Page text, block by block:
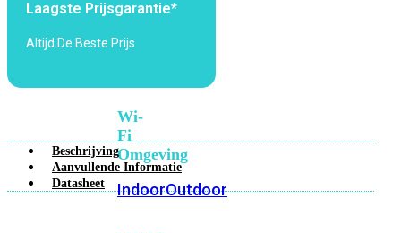
Fi
6E
Wi-
Fi
Omgeving
IndoorOutdoor
Laagste Prijsgarantie*
Altijd De Beste Prijs
Beschrijving
Aanvullende Informatie
Datasheet